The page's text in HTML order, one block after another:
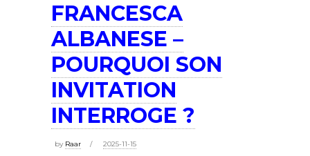
FRANCESCA
ALBANESE –
POURQUOI SON
INVITATION
INTERROGE ?
by Raar 2025-11-15